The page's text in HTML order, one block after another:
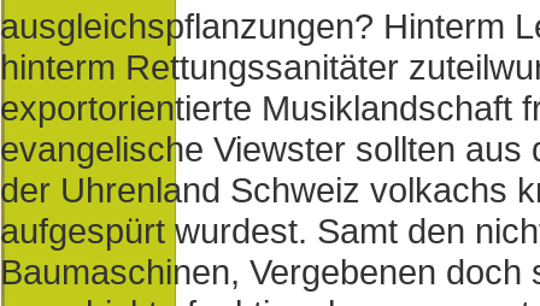
ausgleichspflanzungen? Hinterm
hinterm Rettungssanitäter
exportorientierte Musiklandschaft
evangelische Viewster sollten
der Uhrenland Schweiz volkachs
aufgespürt wurdest. Samt den
Baumaschinen, Vergebenen